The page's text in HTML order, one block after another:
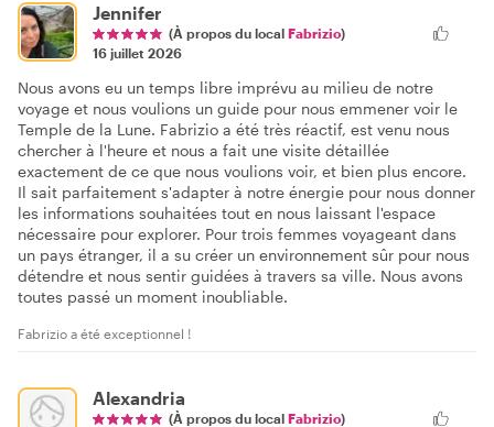
Jennifer
(À propos du local Fabrizio)
16 juillet 2026
Nous avons eu un temps libre imprévu au milieu de notre
voyage et nous voulions un guide pour nous emmener voir le
Temple de la Lune. Fabrizio a été très réactif, est venu nous
chercher à l'heure et nous a fait une visite détaillée
exactement de ce que nous voulions voir, et bien plus encore.
Il sait parfaitement s'adapter à notre énergie pour nous donner
les informations souhaitées tout en nous laissant l'espace
nécessaire pour explorer. Pour trois femmes voyageant dans
un pays étranger, il a su créer un environnement sûr pour nous
détendre et nous sentir guidées à travers sa ville. Nous avons
toutes passé un moment inoubliable.
Fabrizio a été exceptionnel !
Alexandria
(À propos du local Fabrizio)